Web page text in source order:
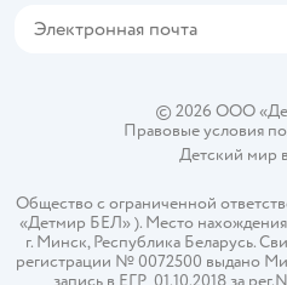
© 2026 ООО
Правовые условия
Детский мир в
Общество с ограниченной
«Детмир БЕЛ» ). Место
г. Минск, Республика Беларусь.
регистрации № 0072500 выдано